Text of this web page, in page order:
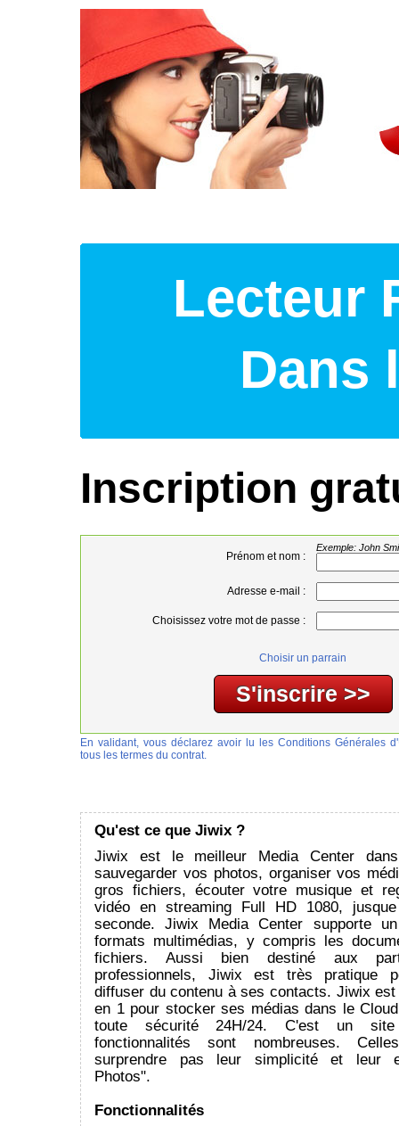
Lecteur
Dans
Inscription
Prénom et nom :
Exemple: John
Adresse e-mail :
Choisissez votre mot de passe :
Choisir un parrain
En validant, vous déclarez avoir lu les Conditions Générales
tous les termes du contrat.
Qu'est ce que Jiwix ?
Jiwix est le meilleur Media Center
sauvegarder vos photos, organiser vos
gros fichiers, écouter votre musique et
vidéo en streaming Full HD 1080,
seconde. Jiwix Media Center supporte
formats multimédias, y compris les
fichiers. Aussi bien destiné aux
professionnels, Jiwix est très pratique
diffuser du contenu à ses contacts. Jiwix
en 1 pour stocker ses médias dans le
toute sécurité 24H/24. C'est un
fonctionnalités sont nombreuses.
surprendre pas leur simplicité et leur
Photos".
Fonctionnalités